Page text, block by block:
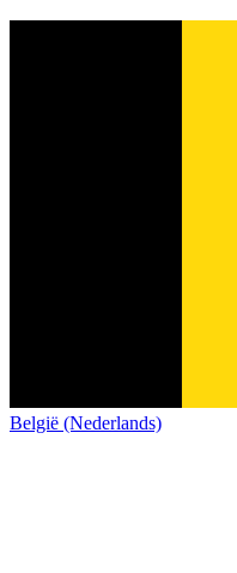
België (Nederlands)